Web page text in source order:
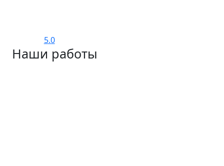
5.0
Наши работы